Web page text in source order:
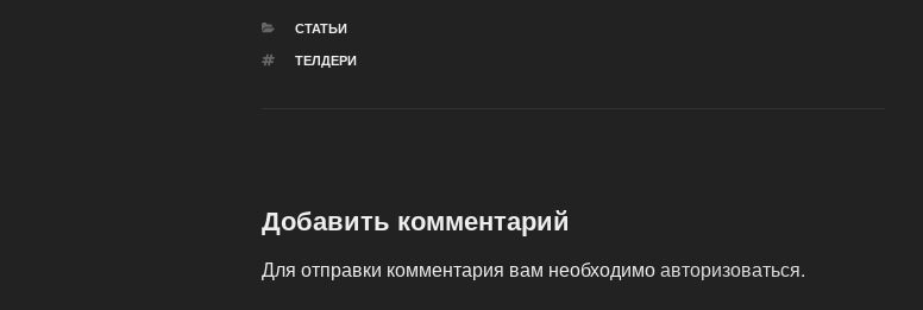
РУБРИКИ
СТАТЬИ
МЕТКИ
ТЕЛДЕРИ
Добавить комментарий
Для отправки комментария вам необходимоавторизоваться.